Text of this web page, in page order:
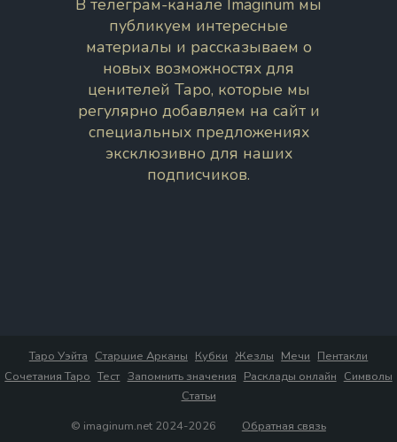
В телеграм-канале Imaginum мы
публикуем интересные
материалы и рассказываем о
новых возможностях для
ценителей Таро, которые мы
регулярно добавляем на сайт и
специальных предложениях
эксклюзивно для наших
подписчиков.
Таро Уэйта Старшие Арканы Кубки Жезлы Мечи Пентакли
Сочетания Таро Тест Запомнить значения Расклады онлайн Символы
Статьи
© imaginum.net 2024-2026
Обратная связь